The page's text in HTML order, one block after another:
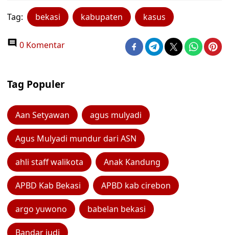
Tag: bekasi kabupaten kasus
0 Komentar
Tag Populer
Aan Setyawan agus mulyadi
Agus Mulyadi mundur dari ASN
ahli staff walikota Anak Kandung
APBD Kab Bekasi APBD kab cirebon
argo yuwono babelan bekasi
Bandar judi